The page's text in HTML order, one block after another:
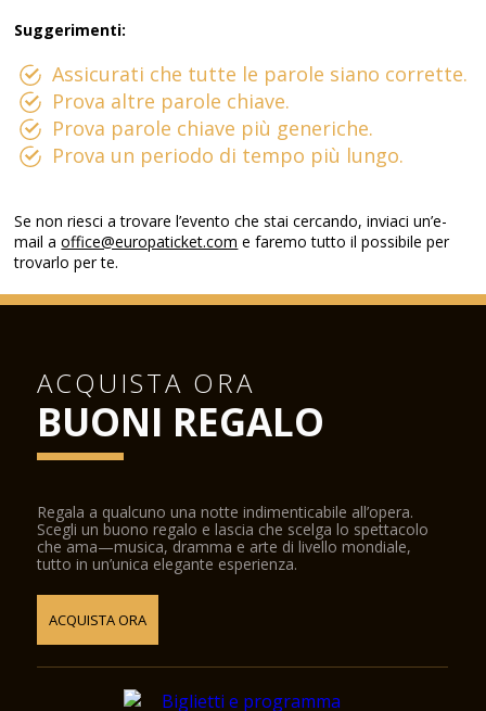
Suggerimenti:
Assicurati che tutte le parole siano corrette.
Prova altre parole chiave.
Prova parole chiave più generiche.
Prova un periodo di tempo più lungo.
Se non riesci a trovare l’evento che stai cercando, inviaci un’e-
mail aoffice@europaticket.com e faremo tutto il possibile per
trovarlo per te.
ACQUISTA ORA
BUONI REGALO
Regala a qualcuno una notte indimenticabile all’opera.
Scegli un buono regalo e lascia che scelga lo spettacolo
che ama—musica, dramma e arte di livello mondiale,
tutto in un’unica elegante esperienza.
ACQUISTA ORA